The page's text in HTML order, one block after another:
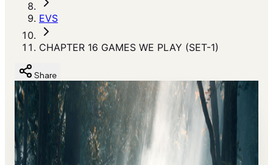
EVS
CHAPTER 16 GAMES WE PLAY (SET-1)
Share